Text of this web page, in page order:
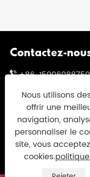
Contactez-
+86-15906088750
+86-595-
+86-595-
Zone industrielle
ville de Jinjiang,
Nous utilisons
offrir une
navigation,
personnaliser le
site, vous
cookies.